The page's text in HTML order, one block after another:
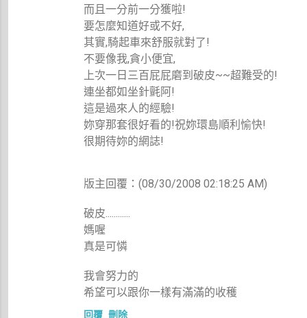
而且一分前一分獲啦!
要怎麼知道好或不好,
其實,騎起車來舒服就對了!
不要像我,貪小便宜,
上次一日三百屁屁磨到破皮~~超難受的!
連坐都如坐針氈阿!
這是過來人的經驗!
妳穿那套很好看的!祝妳環島順利愉快!
很期待妳的網誌!
版主回覆：(08/30/2008 02:18:25 AM)
破皮............
媽喔
真是可憐
我會努力的
希望可以跟你一樣有滿滿的收穫
回覆 刪除